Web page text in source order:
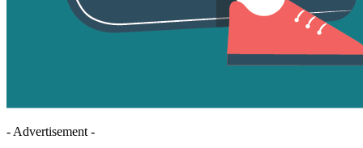
- Advertisement -